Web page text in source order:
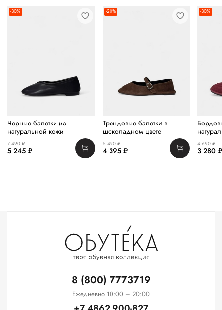
-30%
Черные балетки из
натуральной кожи
7 490 ₽
5 245 ₽
-20%
Трендовые балетки в
шоколадном цвете
5 490 ₽
4 395 ₽
-30%
4 690 ₽
3 280 ₽
8 (800) 7773719
Ежедневно 10:00 – 20:00